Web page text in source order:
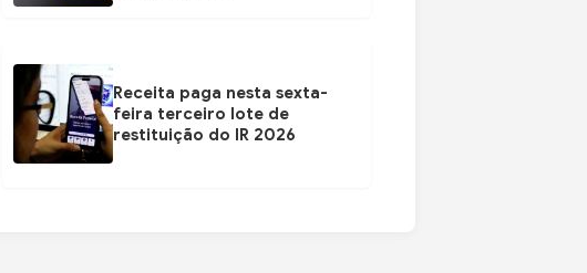
Receita paga nesta sexta-
feira terceiro lote de
restituição do IR 2026